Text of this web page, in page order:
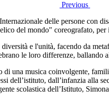
Previous
delle persone con
del mondo" coreografato,
e l'unità, facendo da
le loro differenze, ballando
di una musica coinvolgente,
dell’istituto, dall’infanzia alla
scolastica dell’Istituto,